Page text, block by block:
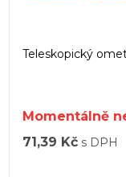
Teleskopický
Momentálně
71,39 Kč s DPH